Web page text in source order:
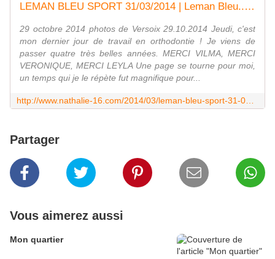
LEMAN BLEU SPORT 31/03/2014 | Leman Bleu... - Le blog de nathalie-16
29 octobre 2014 photos de Versoix 29.10.2014 Jeudi, c'est
mon dernier jour de travail en orthodontie ! Je viens de
passer quatre très belles années. MERCI VILMA, MERCI
VERONIQUE, MERCI LEYLA Une page se tourne pour moi,
un temps qui je le répète fut magnifique pour...
Partager
Vous aimerez aussi
Mon quartier